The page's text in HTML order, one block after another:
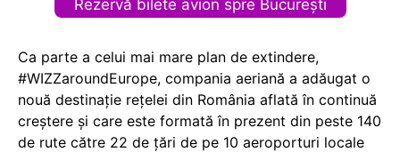
Rezervă bilete avion spre București
Ca parte a celui mai mare plan de extindere,
#WIZZaroundEurope, compania aeriană a adăugat o
nouă destinație rețelei din România aflată în continuă
creștere și care este formată în prezent din peste 140
de rute către 22 de țări de pe 10 aeroporturi locale